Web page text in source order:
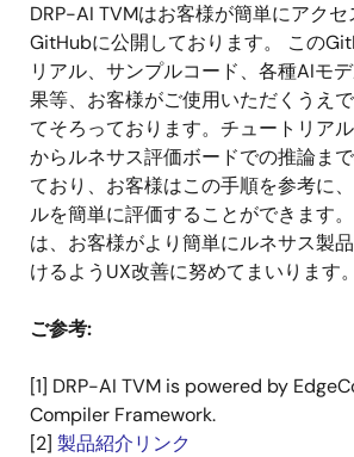
DRP-AI TVMはお客様が簡単にアクセ
GitHubに公開しております。 この
リアル、サンプルコード、各種AIモ
果等、お客様がご使用いただくうえ
てそろっております。チュートリア
からルネサス評価ボードでの推論ま
ており、お客様はこの手順を参考に
ルを簡単に評価することができます
は、お客様がより簡単にルネサス製
けるようUX改善に努めてまいります。
ご参考:
[1] DRP-AI TVM is powered by
Compiler Framework.
[2] 製品紹介リンク